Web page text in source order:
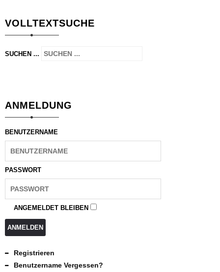
VOLLTEXTSUCHE
SUCHEN ...
ANMELDUNG
BENUTZERNAME
PASSWORT
ANGEMELDET BLEIBEN
ANMELDEN
Registrieren
Benutzername Vergessen?